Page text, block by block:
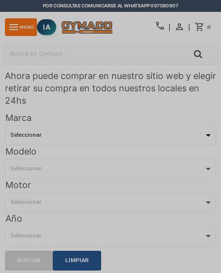
POR CONSULTAS COMUNICARSE AL WHATSAPP 097080907
call $0
menu MENÚ IA
Ahora puede comprar en nuestro sitio web y elegir
retirar su compra en todos nuestros locales en
24hs
Marca
Modelo
Motor
Año
BUSCAR LIMPIAR
close